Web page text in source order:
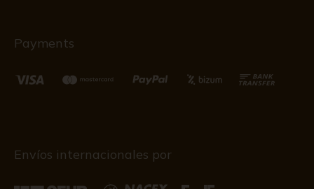
Payments
Envíos internacionales por